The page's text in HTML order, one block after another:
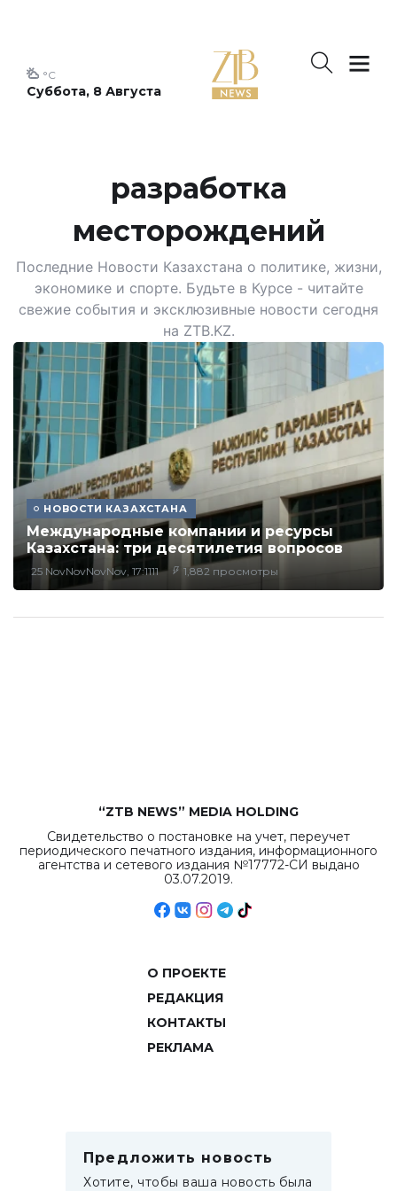
Суббота, 8 Августа
°C
разработка
месторождений
Последние Новости Казахстана о политике, жизни,
экономике и спорте. Будьте в Курсе - читайте
свежие события и эксклюзивные новости сегодня
на ZTB.KZ.
НОВОСТИ КАЗАХСТАНА
Международные компании и ресурсы
Казахстана: три десятилетия вопросов
25 NovNovNovNov, 17:1111 1,882 просмотры
“ZTB NEWS” MEDIA HOLDING
Свидетельство о постановке на учет, переучет
периодического печатного издания, информационного
агентства и сетевого издания №17772-СИ выдано
03.07.2019.
О ПРОЕКТЕ
РЕДАКЦИЯ
КОНТАКТЫ
РЕКЛАМА
Предложить новость
Хотите, чтобы ваша новость была